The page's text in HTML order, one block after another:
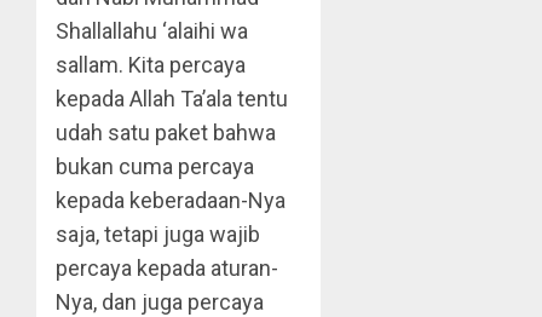
Shallallahu ‘alaihi wa
sallam. Kita percaya
kepada Allah Ta’ala tentu
udah satu paket bahwa
bukan cuma percaya
kepada keberadaan-Nya
saja, tetapi juga wajib
percaya kepada aturan-
Nya, dan juga percaya